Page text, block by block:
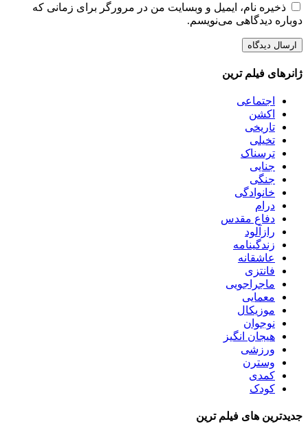
ذخیره نام، ایمیل و وبسایت من در مرورگر برای زمانی که
دوباره دیدگاهی می‌نویسم.
ژانرهای فیلم ترین
اجتماعی
اکشن
تاریخی
تخیلی
ترسناک
جنایی
جنگی
خانوادگی
درام
دفاع مقدس
رازآلود
زندگینامه
عاشقانه
فانتزی
ماجراجویی
معمایی
موزیکال
نوجوان
هیجان انگیز
ورزشی
وسترن
کمدی
کودک
جدیدترین های فیلم ترین